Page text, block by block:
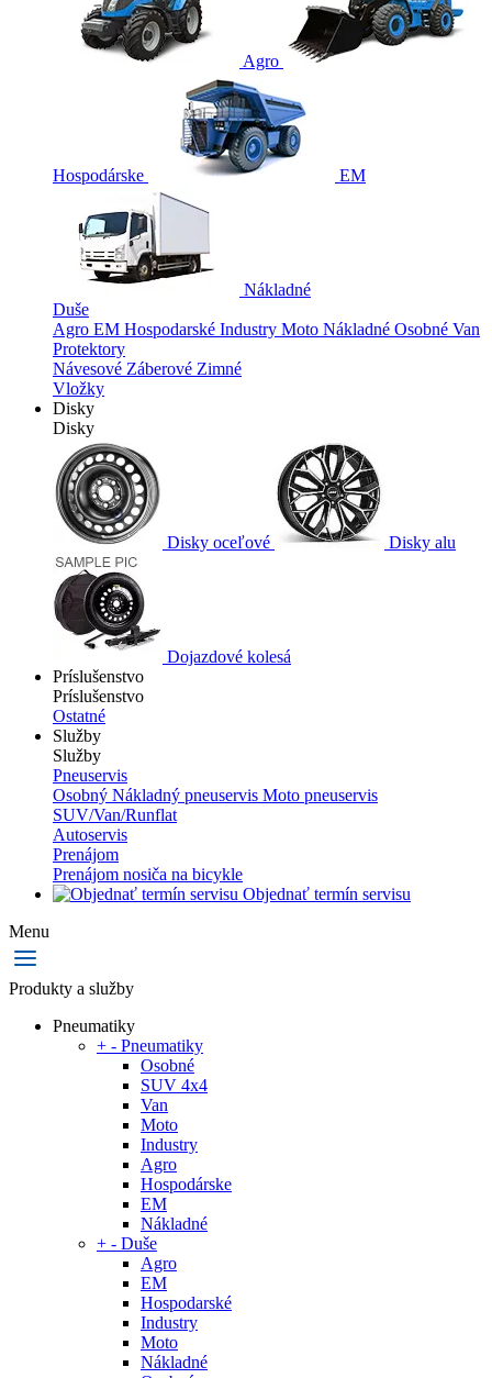
Agro
Hospodárske EM
Nákladné
Duše
Agro EM Hospodarské Industry Moto Nákladné Osobné Van
Protektory
Návesové Záberové Zimné
Vložky
Disky
Disky
Disky oceľové Disky alu
Dojazdové kolesá
Príslušenstvo
Príslušenstvo
Ostatné
Služby
Služby
Pneuservis
Osobný Nákladný pneuservis Moto pneuservis
SUV/Van/Runflat
Autoservis
Prenájom
Prenájom nosiča na bicykle
Objednať termín servisu
Menu
Produkty a služby
Pneumatiky
+ - Pneumatiky
Osobné
SUV 4x4
Van
Moto
Industry
Agro
Hospodárske
EM
Nákladné
+ - Duše
Agro
EM
Hospodarské
Industry
Moto
Nákladné